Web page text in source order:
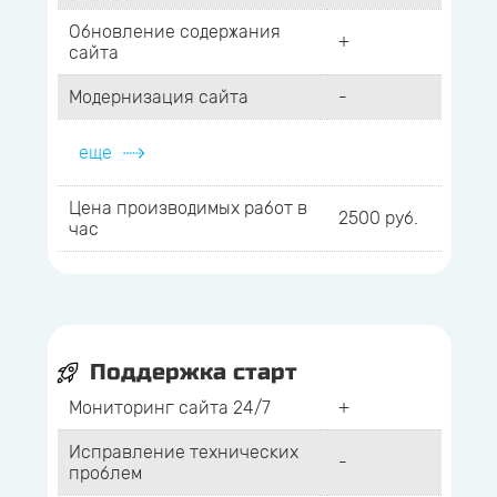
Обновление содержания
сайта
+
Модернизация сайта -
еще
Цена производимых работ в
час
2500 руб.
Поддержка старт
Мониторинг сайта 24/7 +
Исправление технических
проблем
-